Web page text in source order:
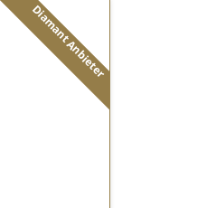
Diamant Anbieter